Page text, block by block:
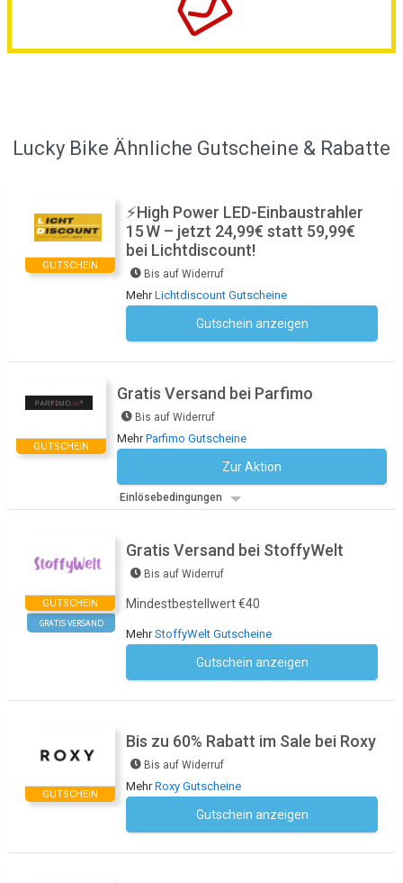
Lucky Bike Ähnliche Gutscheine & Rabatte
GUTSCHEIN
⚡High Power LED-Einbaustrahler
15 W – jetzt 24,99€ statt 59,99€
bei Lichtdiscount!
Bis auf Widerruf
MehrLichtdiscount Gutscheine
Gutschein anzeigen
GUTSCHEIN
Gratis Versand bei Parfimo
Bis auf Widerruf
MehrParfimo Gutscheine
Zur Aktion
Einlösebedingungen
GUTSCHEIN
GRATIS VERSAND
Gratis Versand bei StoffyWelt
Bis auf Widerruf
Mindestbestellwert €40
MehrStoffyWelt Gutscheine
Gutschein anzeigen
GUTSCHEIN
Bis zu 60% Rabatt im Sale bei Roxy
Bis auf Widerruf
MehrRoxy Gutscheine
Gutschein anzeigen